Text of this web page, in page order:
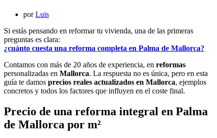
porLuis
Si estás pensando en reformar tu vivienda, una de las primeras
preguntas es clara:
¿cuánto cuesta una reforma completa en Palma de Mallorca?
Contamos con más de 20 años de experiencia, en reformas
personalizadas en Mallorca. La respuesta no es única, pero en esta
guía te damos precios reales actualizados en Mallorca, ejemplos
concretos y todos los factores que influyen en el coste final.
Precio de una reforma integral en Palma
de Mallorca por m²